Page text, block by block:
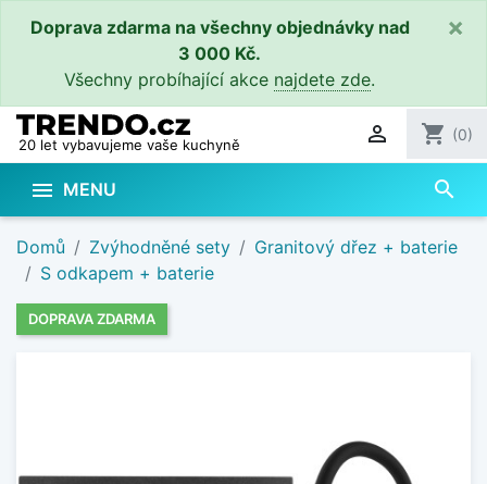
Doprava zdarma na všechny objednávky nad
3 000 Kč.
Všechny probíhající akce najdete zde.
×
20 let vybavujeme vaše kuchyně  shopping_cart (0)
 MENU search
Domů Zvýhodněné sety
Granitový dřez + baterie
S odkapem + baterie
DOPRAVA ZDARMA